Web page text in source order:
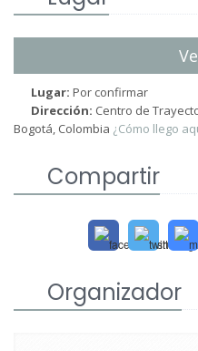
Lugar:Por confirmar
Dirección: Centro de
Bogotá, Colombia ¿Cómo llego
Compartir
Organizador